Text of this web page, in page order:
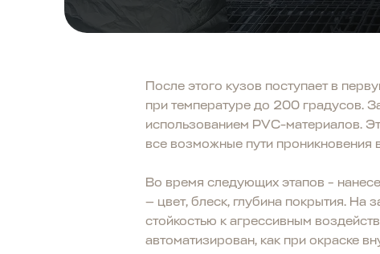
После этого кузов поступает в
при температуре до 200 градусов.
использованием PVC-материалов.
все возможные пути проникновения
Во время следующих этапов –
— цвет, блеск, глубина покрытия.
стойкостью к агрессивным
автоматизирован, как при окраске